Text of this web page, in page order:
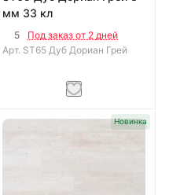
мм 33 кл
5
Под заказ от 2 дней
Арт. ST65 Дуб Дориан Грей
Новинка